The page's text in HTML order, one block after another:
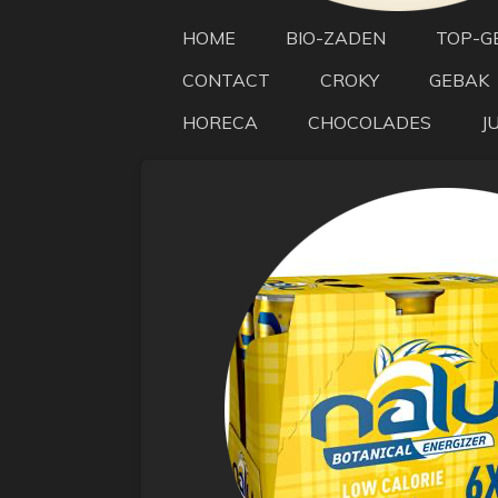
HOME BIO-ZADEN TOP-
CONTACT
CROKY GEBAK
HORECA
CHOCOLADES